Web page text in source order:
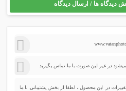
دیدگاه ها / ارسال دیدگاه
در غیر این صورت با ما تماس بگیرید
در این محصول ، لطفا از بخش پشتیبانی با ما